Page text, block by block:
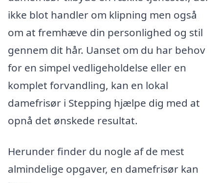
ikke blot handler om klipning men også
om at fremhæve din personlighed og stil
gennem dit hår. Uanset om du har behov
for en simpel vedligeholdelse eller en
komplet forvandling, kan en lokal
damefrisør i Stepping hjælpe dig med at
opnå det ønskede resultat.
Herunder finder du nogle af de mest
almindelige opgaver, en damefrisør kan